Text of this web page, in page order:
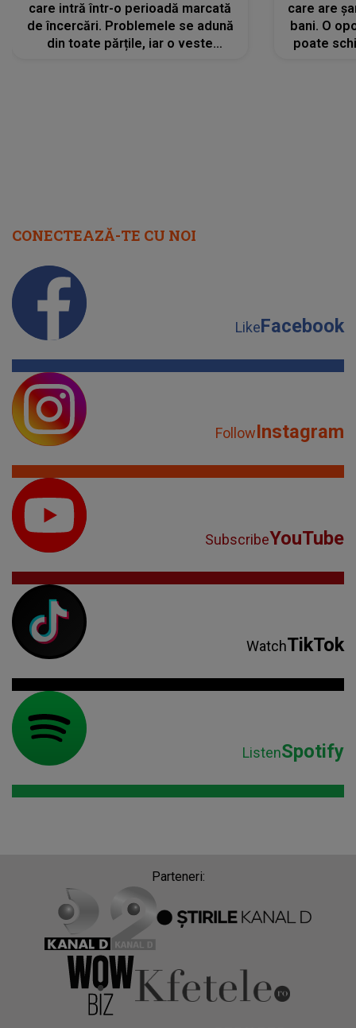
care intră într-o perioadă marcată
de încercări. Problemele se adună
din toate părțile, iar o veste
care are
bani. O
poate
CONECTEAZĂ-TE CU NOI
LikeFacebook
FollowInstagram
SubscribeYouTube
WatchTikTok
ListenSpotify
Parteneri: